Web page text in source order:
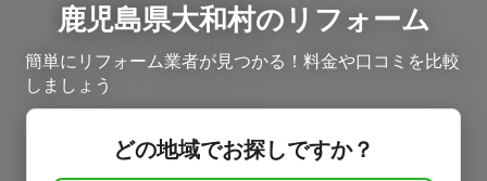
鹿児島県大和村のリフォーム
簡単にリフォーム業者が見つかる！料金や口コミを比較
しましょう
どの地域でお探しですか？